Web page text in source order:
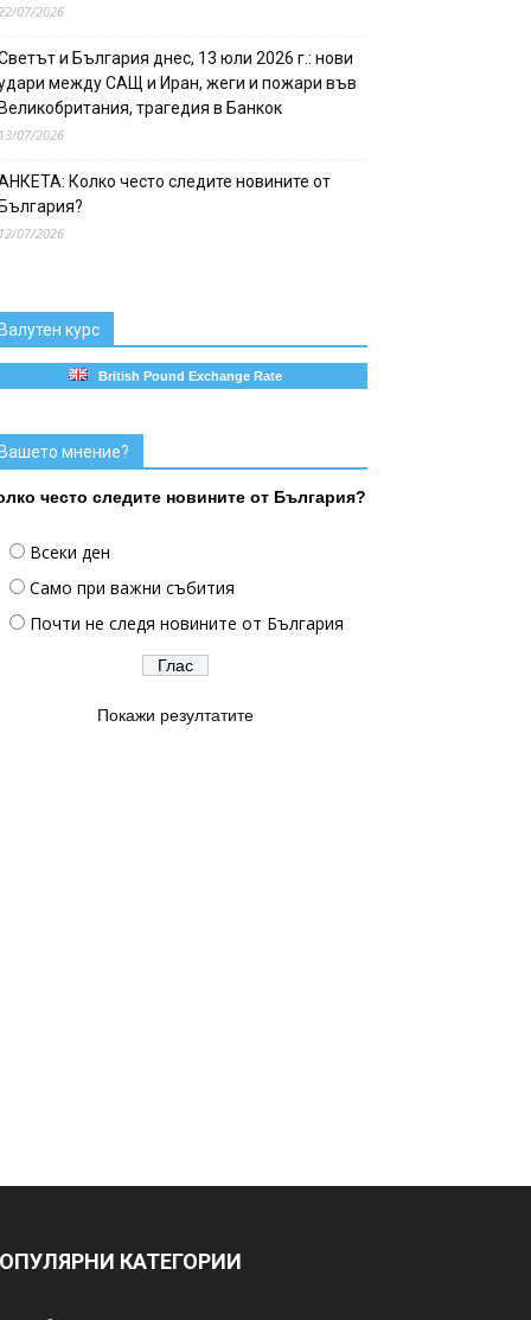
07/2026
и България днес, 13 юли 2026 г.: нови
между САЩ и Иран, жеги и пожари във
трагедия в Банкок
07/2026
Колко често следите новините от
07/2026
курс
British Pound Exchange Rate
мнение?
често следите новините от България?
Всеки ден
Само при важни събития
Почти не следя новините от България
Покажи резултатите
КАТЕГОРИИ